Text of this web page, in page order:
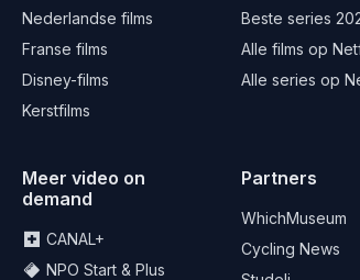
Nederlandse films
Franse films
Disney-films
Kerstfilms
Beste series
Alle films op
Alle series op
Meer video on
demand
CANAL+
NPO Start & Plus
Partners
WhichMuseum
Cycling News